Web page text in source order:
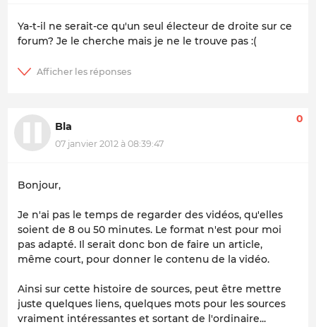
Ya-t-il ne serait-ce qu'un seul électeur de droite sur ce
forum? Je le cherche mais je ne le trouve pas :(
Bla
07 janvier 2012 à 08:39:47
0
Bonjour,
Je n'ai pas le temps de regarder des vidéos, qu'elles
soient de 8 ou 50 minutes. Le format n'est pour moi
pas adapté. Il serait donc bon de faire un article,
même court, pour donner le contenu de la vidéo.
Ainsi sur cette histoire de sources, peut être mettre
juste quelques liens, quelques mots pour les sources
vraiment intéressantes et sortant de l'ordinaire...